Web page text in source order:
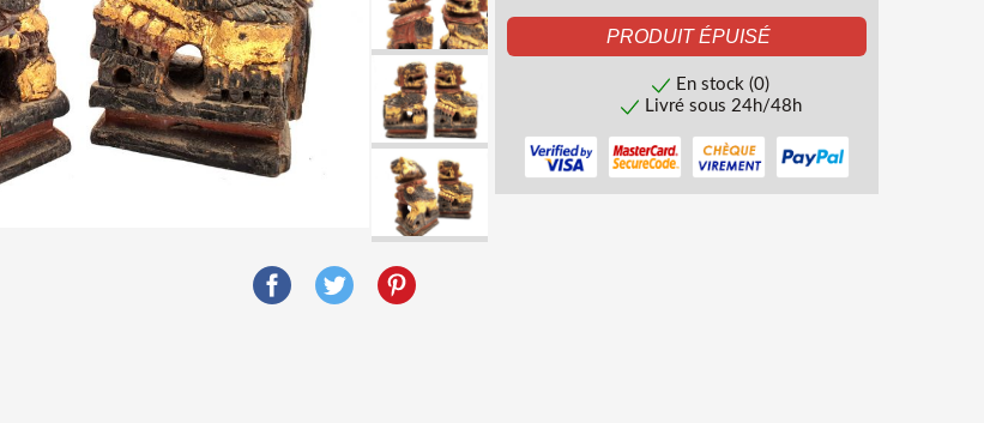
En stock (0)
Livré sous 24h/48h